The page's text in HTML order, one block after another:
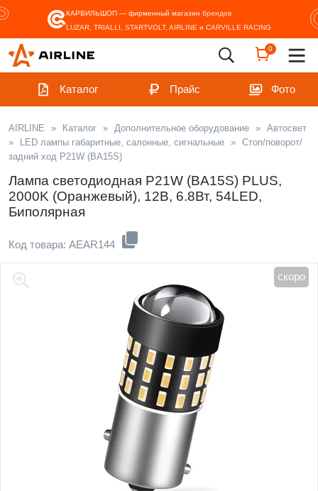
КАРВИЛЬШОП — фирменный магазин брендов
LUZAR, TRIALLI, STARTVOLT, AIRLINE и CARVILLE RACING
0
Каталог Прайс Фото
AIRLINE » Каталог » Дополнительное оборудование » Автосвет
»
LED лампы габаритные, салонные, сигнальные » Стоп/поворот/
задний ход P21W (BA15S)
Лампа светодиодная P21W (BA15S) PLUS,
2000K (Оранжевый), 12В, 6.8Вт, 54LED,
Биполярная
Код товара: AEAR144
скоро